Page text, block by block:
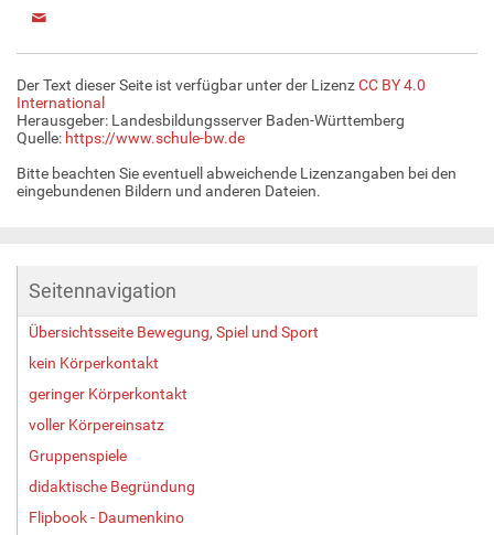
Der Text dieser Seite ist verfügbar unter der LizenzCC BY 4.0
International
Herausgeber: Landesbildungsserver Baden-Württemberg
Quelle: https://www.schule-bw.de
Bitte beachten Sie eventuell abweichende Lizenzangaben bei den
eingebundenen Bildern und anderen Dateien.
Seitennavigation
Übersichtsseite Bewegung, Spiel und Sport
kein Körperkontakt
geringer Körperkontakt
voller Körpereinsatz
Gruppenspiele
didaktische Begründung
Flipbook - Daumenkino